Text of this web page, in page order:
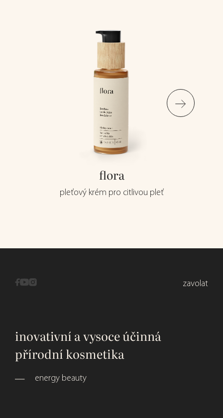
flora
pleťový krém pro citlivou pleť
zavolat
inovativní a vysoce účinná
přírodní kosmetika
energy beauty